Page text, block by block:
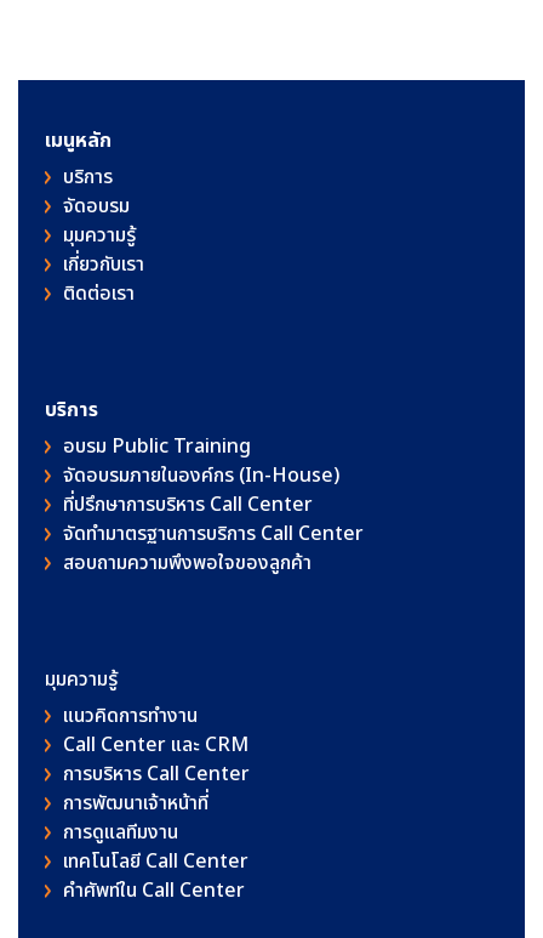
เมนูหลัก
บริการ
จัดอบรม
มุมความรู้
เกี่ยวกับเรา
ติดต่อเรา
บริการ
อบรม Public Training
จัดอบรมภายในองค์กร (In-House)
ที่ปรึกษาการบริหาร Call Center
จัดทำมาตรฐานการบริการ Call Center
สอบถามความพึงพอใจของลูกค้า
มุมความรู้
แนวคิดการทำงาน
Call Center และ CRM
การบริหาร Call Center
การพัฒนาเจ้าหน้าที่
การดูแลทีมงาน
เทคโนโลยี Call Center
คําศัพท์ใน Call Center